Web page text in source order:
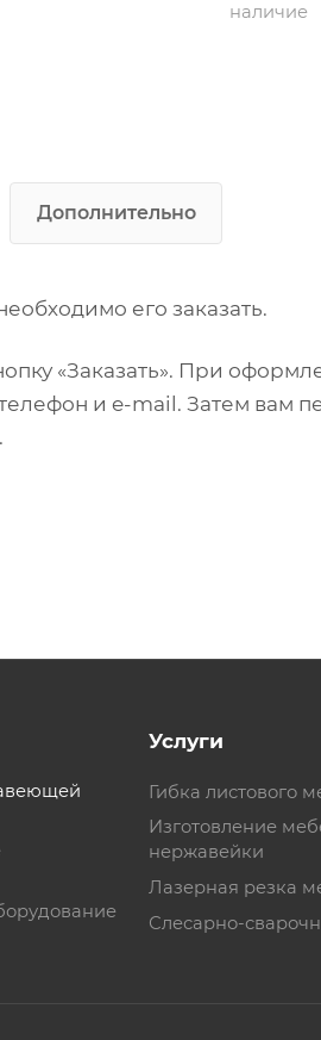
наличие
Дополнительно
его заказать.
«Заказать». При
и e-mail. Затем вам
Услуги
Гибка листового
Изготовление
нержавейки
Лазерная резка
Слесарно-